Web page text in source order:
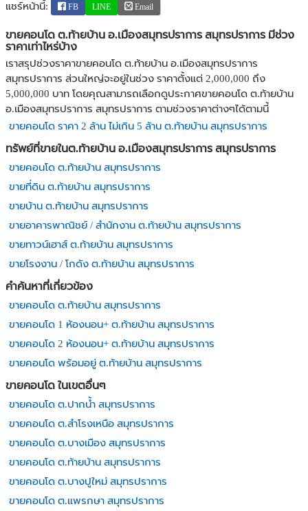
แชร์หน้านี้: FB LINE Email
ขายคอนโด ต.ท้ายบ้าน อ.เมืองสมุทรปราการ สมุทรปราการ มีช่วง
ราคาเท่าไหร่บ้าง
เราสรุปช่วงราคาขายคอนโด ต.ท้ายบ้าน อ.เมืองสมุทรปราการ
สมุทรปราการ ส่วนใหญ่จะอยู่ในช่วง ราคาตั้งแต่ 2,000,000 ถึง
5,000,000 บาท โดยคุณสามารถเลือกดูประกาศขายคอนโด ต.ท้ายบ้าน
อ.เมืองสมุทรปราการ สมุทรปราการ ตามช่วงราคาต่างๆได้ตามนี้
ขายคอนโด ราคา 2 ล้าน ไม่เกิน 5 ล้าน ต.ท้ายบ้าน สมุทรปราการ
ทรัพย์ที่ขายในต.ท้ายบ้าน อ.เมืองสมุทรปราการ สมุทรปราการ
ขายคอนโด ต.ท้ายบ้าน สมุทรปราการ
ขายที่ดิน ต.ท้ายบ้าน สมุทรปราการ
ขายบ้าน ต.ท้ายบ้าน สมุทรปราการ
ขายอาคารพาณิชย์ / สำนักงาน ต.ท้ายบ้าน สมุทรปราการ
ขายทาวน์เฮาส์ ต.ท้ายบ้าน สมุทรปราการ
ขายโรงงาน / โกดัง ต.ท้ายบ้าน สมุทรปราการ
คำค้นหาที่เกี่ยวข้อง
ขายคอนโด ต.ท้ายบ้าน สมุทรปราการ
ขายคอนโด 1 ห้องนอน+ ต.ท้ายบ้าน สมุทรปราการ
ขายคอนโด 2 ห้องนอน+ ต.ท้ายบ้าน สมุทรปราการ
ขายคอนโด พร้อมอยู่ ต.ท้ายบ้าน สมุทรปราการ
ขายคอนโด ในเขตอื่นๆ
ขายคอนโด ต.ปากน้ำ สมุทรปราการ
ขายคอนโด ต.สำโรงเหนือ สมุทรปราการ
ขายคอนโด ต.บางเมือง สมุทรปราการ
ขายคอนโด ต.ท้ายบ้าน สมุทรปราการ
ขายคอนโด ต.บางปูใหม่ สมุทรปราการ
ขายคอนโด ต.แพรกษา สมุทรปราการ